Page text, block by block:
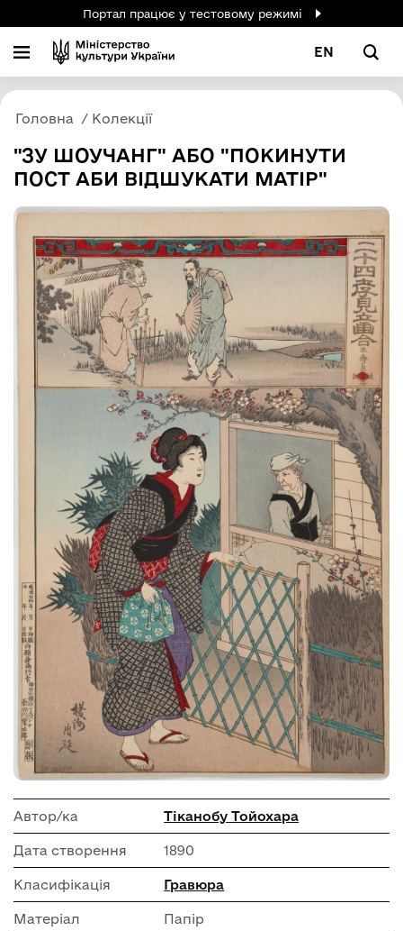
Портал працює у тестовому режимі
EN
Головна Колекції
"ЗУ ШОУЧАНГ" АБО "ПОКИНУТИ
ПОСТ АБИ ВІДШУКАТИ МАТІР"
Автор/ка Тіканобу Тойохара
Дата створення 1890
Класифікація Гравюра
Матеріал Папір